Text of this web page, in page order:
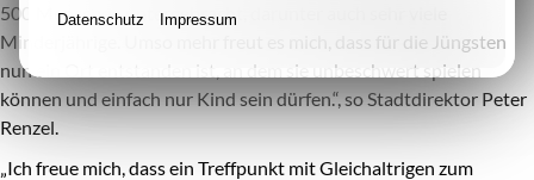
500 Menschen untergebracht, darunter auch sehr viele
Minderjährige. Umso mehr freut es mich, dass für die Jüngsten
nun ein Ort entstanden ist, an dem sie unbeschwert spielen
können und einfach nur Kind sein dürfen.“, so Stadtdirektor Peter
Renzel.
„Ich freue mich, dass ein Treffpunkt mit Gleichaltrigen zum
Datenschutz Impressum